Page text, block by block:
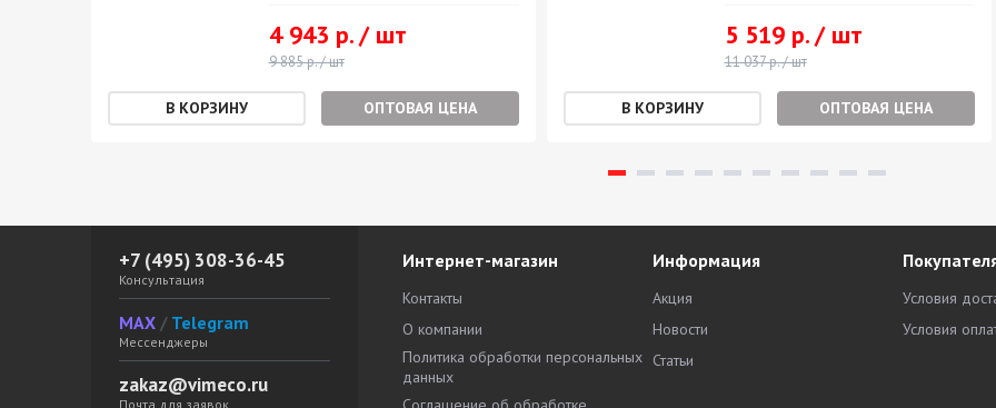
4 943 р. / шт
9 885 р. / шт
ОПТОВАЯ ЦЕНА
5 519 р. / шт
11 037 р. / шт
ОПТОВАЯ ЦЕНА
+7 (495) 308-36-45
Консультация
MAX / Telegram
Мессенджеры
zakaz@vimeco.ru
Почта для заявок
Интернет-магазин
Контакты
О компании
Политика обработки персональных
данных
Информация
Акция
Новости
Статьи
Условия
Условия